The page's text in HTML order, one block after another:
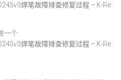
焊笔故障排查修复过程 – K-Re
一个
焊笔故障排查修复过程 – K-Re